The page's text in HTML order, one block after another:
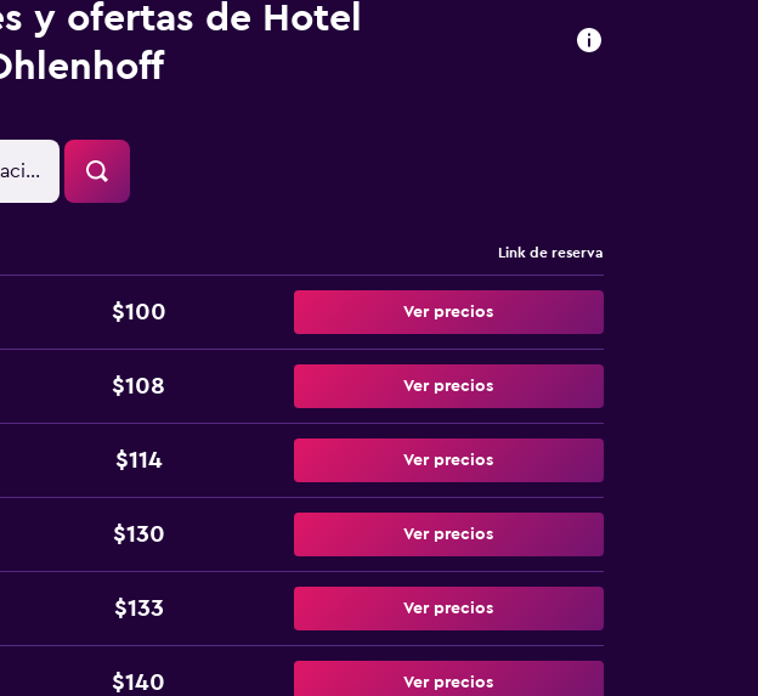
y ofertas de Hotel
Link de reserva
$100 Ver precios
$108 Ver precios
$114 Ver precios
$130 Ver precios
$133 Ver precios
$140 Ver precios